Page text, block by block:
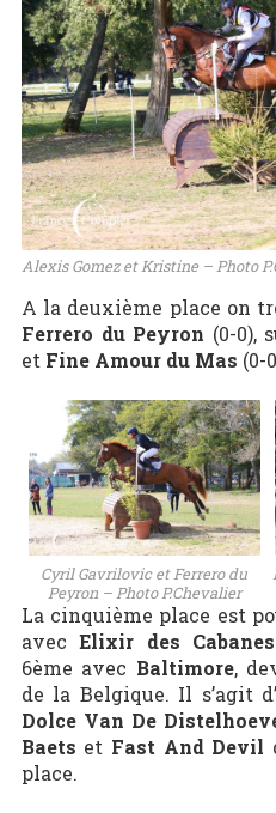
Alexis Gomez et Kristine – Photo
A la deuxième place on
Ferrero du Peyron (0-0),
et Fine Amour du Mas (0-
Cyril Gavrilovic et Ferrero du
Peyron – Photo P.Chevalier
La cinquième place est
avecElixir des Cabanes
6ème avec Baltimore,
de la Belgique. Il s’agit d’
Dolce Van De
Baets et Fast And Devil
place.